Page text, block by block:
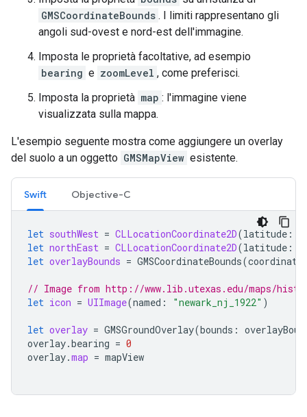
GMSCoordinateBounds . I limiti rappresentano gli
angoli sud-ovest e nord-est dell'immagine.
Imposta le proprietà facoltative, ad esempio
bearing e zoomLevel , come preferisci.
Imposta la proprietà map : l'immagine viene
visualizzata sulla mappa.
L'esempio seguente mostra come aggiungere un overlay
del suolo a un oggetto GMSMapView esistente.
Swift Objective-C
let southWest = CLLocationCoordinate2D(latitude :
let northEast = CLLocationCoordinate2D(latitude :
let overlayBounds = GMSCoordinateBounds(coordinate
// Image from http://www.lib.utexas.edu/maps/
let icon = UIImage(named : "newark_nj_1922" )
let overlay = GMSGroundOverlay(bounds :
overlay.bearing = 0
overlay.map = mapView